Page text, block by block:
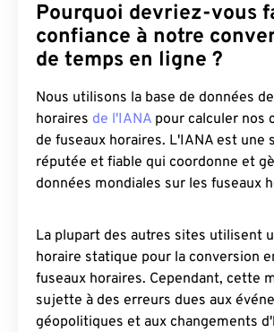
Pourquoi devriez-vous
confiance à notre
de temps en ligne ?
Nous utilisons la base de données
horaires de l'IANA pour calculer nos
de fuseaux horaires. L'IANA est une
réputée et fiable qui coordonne et
données mondiales sur les fuseaux
La plupart des autres sites utilisent
horaire statique pour la conversion
fuseaux horaires. Cependant, cette
sujette à des erreurs dues aux
géopolitiques et aux changements